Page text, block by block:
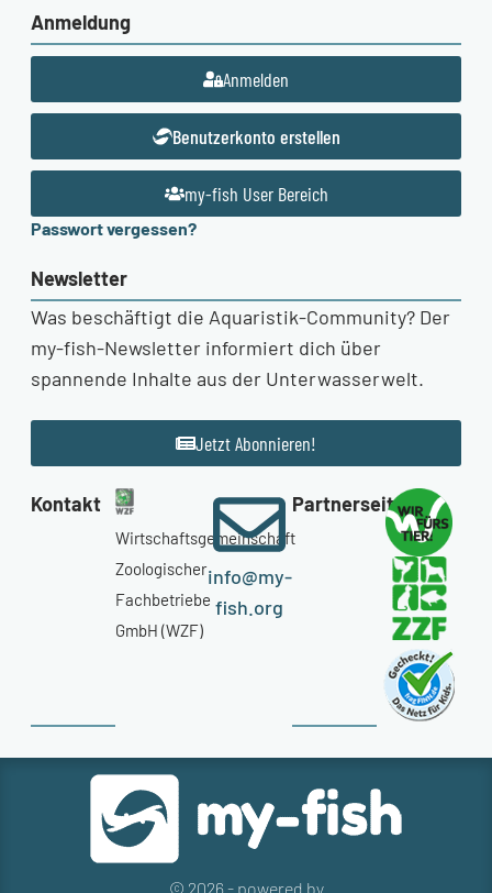
Anmeldung
Anmelden
Benutzerkonto erstellen
my-fish User Bereich
Passwort vergessen?
Newsletter
Was beschäftigt die Aquaristik-Community? Der
my-fish-Newsletter informiert dich über
spannende Inhalte aus der Unterwasserwelt.
Jetzt Abonnieren!
Kontakt
Wirtschaftsgemeinschaft
Zoologischer
Fachbetriebe
GmbH (WZF)
info@my-
fish.org
Partnerseiten
© 2026 - powered by